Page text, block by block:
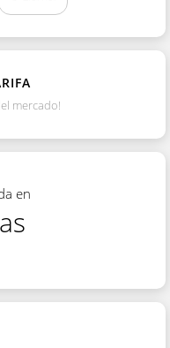
mercado!
en